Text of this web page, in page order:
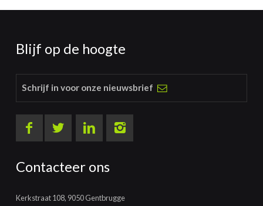
Blijf op de hoogte
Schrijf in voor onze nieuwsbrief
Contacteer ons
Kerkstraat 108, 9050 Gentbrugge